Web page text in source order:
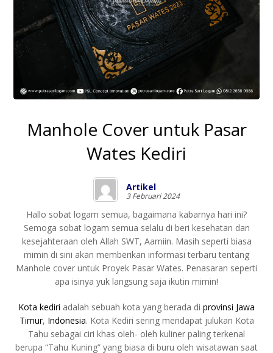
Manhole Cover untuk Pasar
Wates Kediri
Artikel
3 Februari 2024
Hallo sobat logam semua, bagaimana kabarnya hari ini?
Semoga sobat logam semua selalu di beri kesehatan dan
kesejahteraan oleh Allah SWT, Aamiin. Masih seperti biasa
mimin di sini akan memberikan informasi terbaru tentang
Manhole cover untuk Proyek Pasar Wates. Penasaran seperti
apa isinya yuk langsung saja ikutin mimin!
Kota kediri adalah sebuah kota yang berada di provinsi Jawa
Timur, Indonesia. Kota Kediri sering mendapat julukan Kota
Tahu sebagai ciri khas oleh- oleh kuliner paling terkenal
berupa “Tahu Kuning” yang biasa di buru oleh wisatawan saat